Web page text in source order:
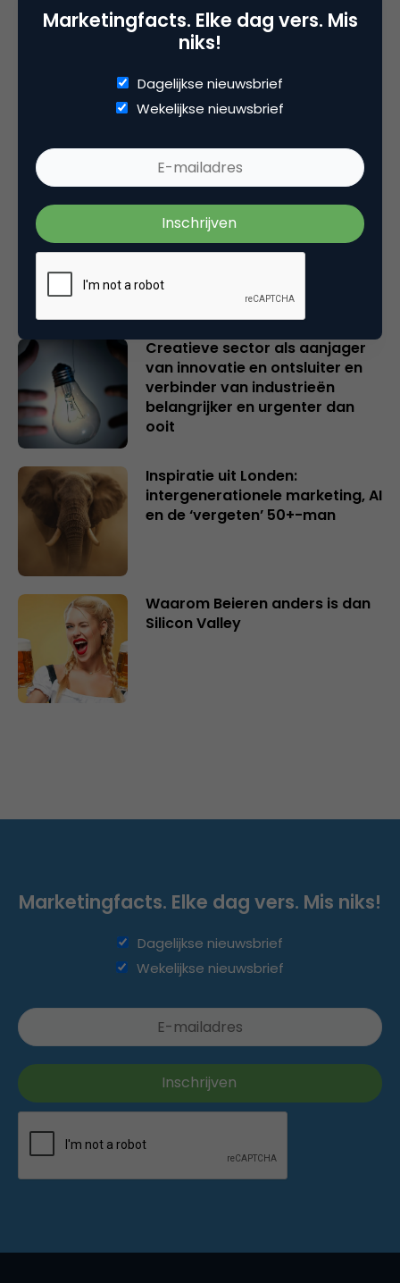
Plaats reactie
ingelogd zijn opom een reactie te
Gerelateerde artikelen
Rebel with or without a cause?
Wake-upcall voor ontwerpers
Creatieve sector als aanjager
van innovatie en ontsluiter en
verbinder van industrieën
belangrijker en urgenter dan
ooit
Inspiratie uit Londen:
intergenerationele marketing, AI
en de ‘vergeten’ 50+-man
Waarom Beieren anders is dan
Silicon Valley
Marketingfacts. Elke dag vers. Mis
niks!
Dagelijkse nieuwsbrief
Wekelijkse nieuwsbrief
Marketingfacts. Elke dag vers. Mis niks!
Dagelijkse nieuwsbrief
Wekelijkse nieuwsbrief